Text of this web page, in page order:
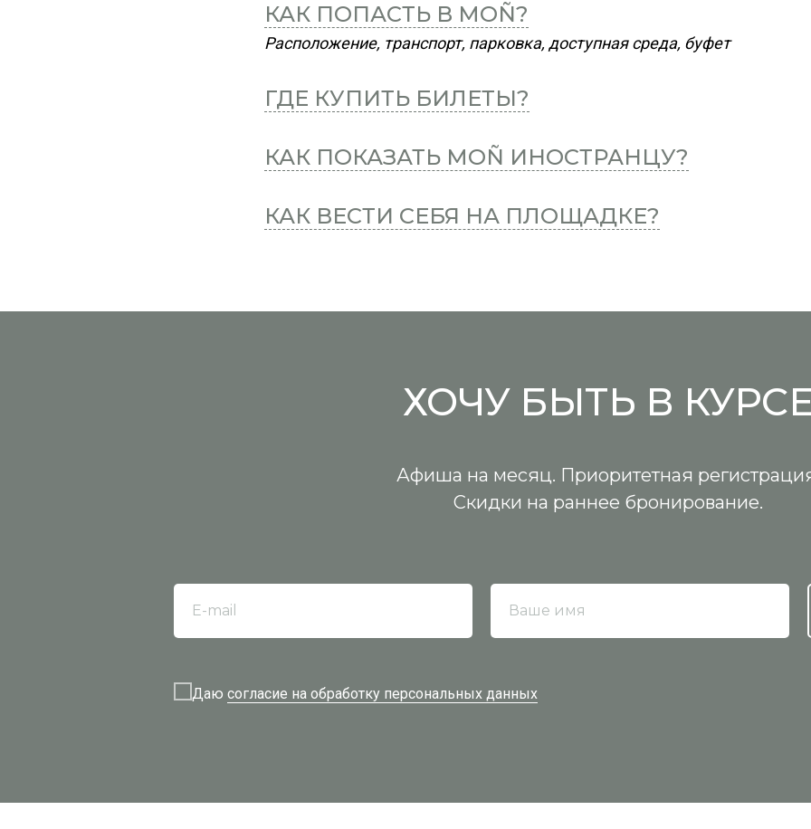
КАК ПОПАСТЬ В MOÑ?
Расположение, транспорт, парковка, доступная среда, буфет
ГДЕ КУПИТЬ БИЛЕТЫ?
КАК ПОКАЗАТЬ MOÑ ИНОСТРАНЦУ?
КАК ВЕСТИ СЕБЯ НА ПЛОЩАДКЕ?
ХОЧУ БЫТЬ В
Афиша на месяц. Приоритетная
Скидки на раннее бронирование.
E-mail Ваше имя
Даю согласие на обработку персональных данных